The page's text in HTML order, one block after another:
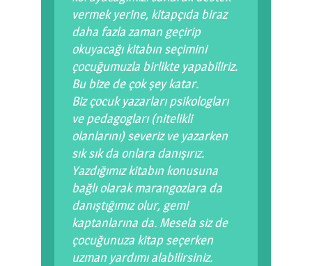
vermek yerine, kitapçıda biraz
daha fazla zaman geçirip
okuyacağı kitabın seçimini
çocuğumuzla birlikte yapabiliriz.
Bu bize de çok şey katar.
Biz çocuk yazarları psikologları
ve pedagogları (nitelikli
olanlarını) severiz ve yazarken
sık sık da onlara danışırız.
Yazdığımız kitabın konusuna
bağlı olarak marangozlara da
danıştığımız olur, gemi
kaptanlarına da. Mesela siz de
çocuğunuza kitap seçerken
uzman yardımı alabilirsiniz.